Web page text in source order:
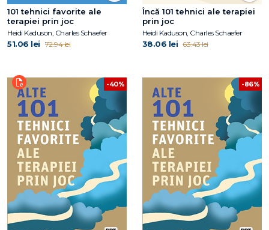
101 tehnici favorite ale
terapiei prin joc
Heidi Kaduson, Charles Schaefer
51.06 lei 72.94 lei
Încă 101 tehnici ale terapiei
prin joc
Heidi Kaduson, Charles Schaefer
38.06 lei 63.43 lei
-40% -86%